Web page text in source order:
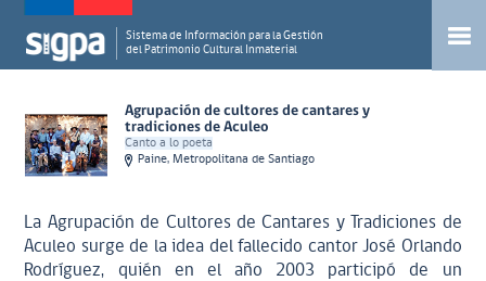
Sistema de Información para la Gestión
del Patrimonio Cultural Inmaterial
Agrupación de cultores de cantares y
tradiciones de Aculeo
Canto a lo poeta
Paine, Metropolitana de Santiago
La Agrupación de Cultores de Cantares y Tradiciones de
Aculeo surge de la idea del fallecido cantor José Orlando
Rodríguez, quién en el año 2003 participó de un